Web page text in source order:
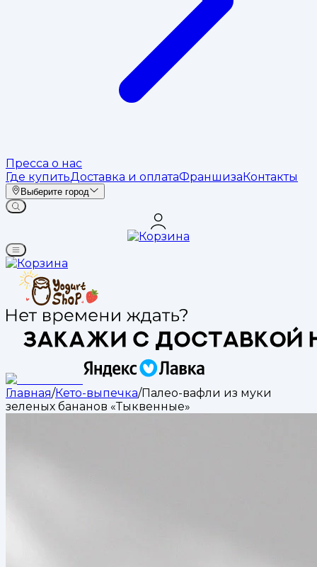
Пресса о нас
Где купитьДоставка и оплатаФраншизаКонтакты
Выберите город
Главная/Кето-выпечка/Палео-вафли из муки
зеленых бананов «Тыквенные»